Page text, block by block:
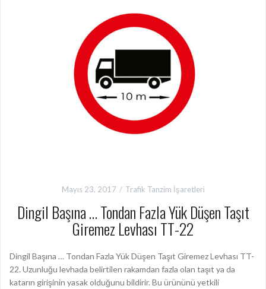
Mayıs 23, 2017 Trafik Tanzim İşaretleri
Dingil Başına … Tondan Fazla Yük Düşen Taşıt
Giremez Levhası TT-22
Dingil Başına … Tondan Fazla Yük Düşen Taşıt Giremez Levhası TT-
22. Uzunluğu levhada belirtilen rakamdan fazla olan taşıt ya da
katarın girişinin yasak olduğunu bildirir. Bu ürününü yetkili